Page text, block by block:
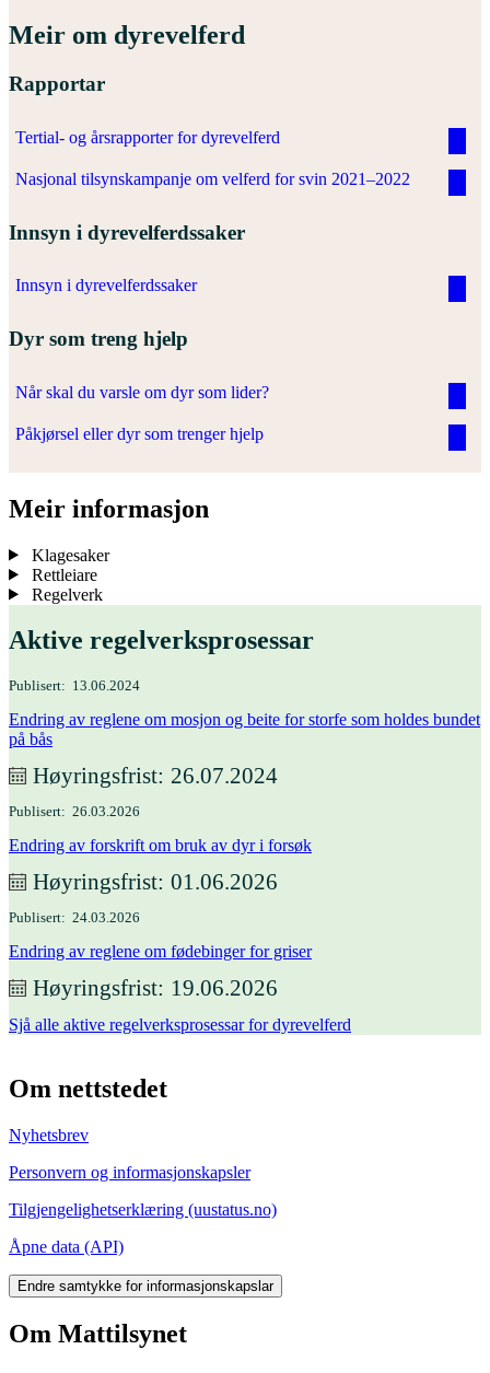
Meir om dyrevelferd
Rapportar
Tertial- og årsrapporter for dyrevelferd
Nasjonal tilsynskampanje om velferd for svin 2021–2022
Innsyn i dyrevelferdssaker
Innsyn i dyrevelferdssaker
Dyr som treng hjelp
Når skal du varsle om dyr som lider?
Påkjørsel eller dyr som trenger hjelp
Meir informasjon
Klagesaker
Rettleiare
Regelverk
Aktive regelverksprosessar
Publisert 13.06.2024
Endring av reglene om mosjon og beite for storfe som holdes bundet
på bås
Høyringsfrist 26.07.2024
Publisert 26.03.2026
Endring av forskrift om bruk av dyr i forsøk
Høyringsfrist 01.06.2026
Publisert 24.03.2026
Endring av reglene om fødebinger for griser
Høyringsfrist 19.06.2026
Sjå alle aktive regelverksprosessar for dyrevelferd
Om nettstedet
Nyhetsbrev
Personvern og informasjonskapsler
Tilgjengelighetserklæring (uustatus.no)
Åpne data (API)
Endre samtykke for informasjonskapslar
Om Mattilsynet